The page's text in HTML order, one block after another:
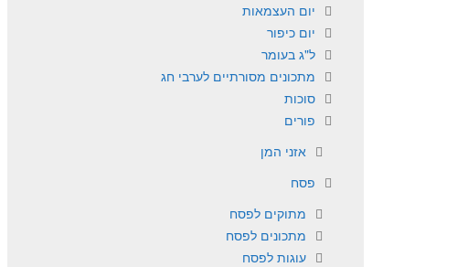
יום העצמאות
יום כיפור
ל"ג בעומר
מתכונים מסורתיים לערבי חג
סוכות
פורים
אזני המן
פסח
מתוקים לפסח
מתכונים לפסח
עוגות לפסח